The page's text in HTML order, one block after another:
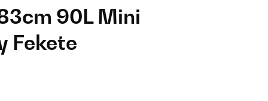
90L Mini
Fekete